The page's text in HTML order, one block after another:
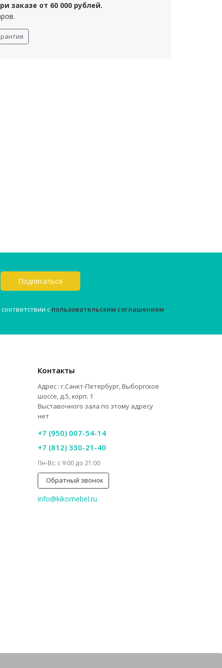
заказе от 60 000 рублей.
Подписаться
с пользовательским соглашением
Контакты
Адрес : г.Санкт-Петербург, Выборгское
шоссе, д.5, корп. 1
Выставочного зала по этому адресу
нет
+7 (950) 007-54-14
+7 (812) 330-21-40
Пн-Вс: с 9:00 до 21:00
Обратный звонок
info@kikomebel.ru